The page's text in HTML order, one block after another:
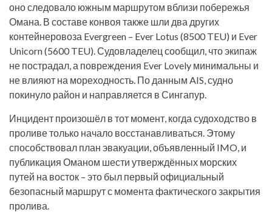
оно следовало южным маршрутом вблизи побережья
Омана. В составе конвоя также шли два других
контейнеровоза Evergreen – Ever Lotus (8500 TEU) и Ever
Unicorn (5600 TEU). Судовладелец сообщил, что экипаж
не пострадал, а повреждения Ever Lovely минимальны и
не влияют на мореходность. По данным AIS, судно
покинуло район и направляется в Сингапур.
Инцидент произошёл в тот момент, когда судоходство в
проливе только начало восстанавливаться. Этому
способствовал план эвакуации, объявленный IMO, и
публикация Оманом шести утверждённых морских
путей на восток – это был первый официальный
безопасный маршрут с момента фактического закрытия
пролива.